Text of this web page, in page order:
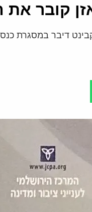
קובר את
דיבר במסגרת כנס